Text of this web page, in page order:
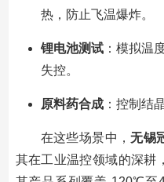
热，防止飞温爆炸。
锂电池测试：模拟温
失控。
原料药合成：控制结
在这些场景中，无锡
其在工业温控领域的深耕